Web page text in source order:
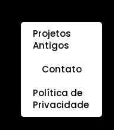
Projetos
Antigos
Contato
Política de
Privacidade